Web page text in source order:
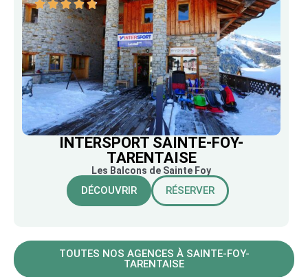
INTERSPORT SAINTE-FOY-
TARENTAISE
Les Balcons de Sainte Foy
DÉCOUVRIR RÉSERVER
TOUTES NOS AGENCES À SAINTE-FOY-
TARENTAISE